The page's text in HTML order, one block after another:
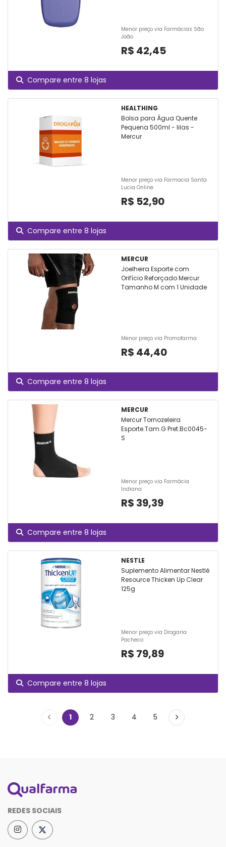
Menor preço via Farmácias São
João
R$ 42,45
Compare entre 8 lojas
HEALTHING
Bolsa para Água Quente
Pequena 500ml - lilas -
Mercur
Menor preço via Farmacia Santa
Lucia Online
R$ 52,90
Compare entre 8 lojas
MERCUR
Joelheira Esporte com
Orifício Reforçado Mercur
Tamanho M com 1 Unidade
Menor preço via Promofarma
R$ 44,40
Compare entre 8 lojas
MERCUR
Mercur Tornozeleira
Esporte.Tam.G Pret.Bc0045-
S
Menor preço via Farmácia
Indiana
R$ 39,39
Compare entre 8 lojas
NESTLE
Suplemento Alimentar Nestlé
Resource Thicken Up Clear
125g
Menor preço via Drogaria
Pacheco
R$ 79,89
Compare entre 8 lojas
1 2 3 4 5
REDES SOCIAIS